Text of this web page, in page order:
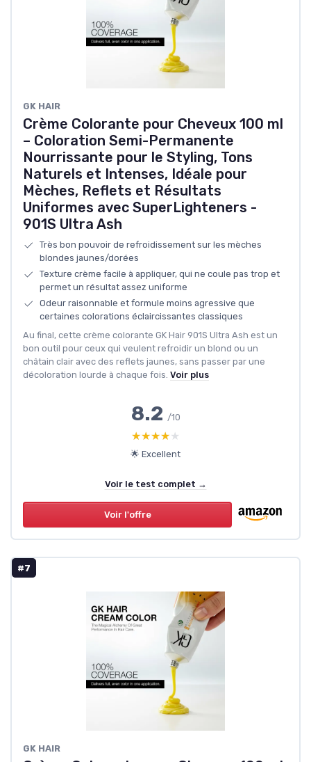
GK HAIR
Crème Colorante pour Cheveux 100 ml
– Coloration Semi-Permanente
Nourrissante pour le Styling, Tons
Naturels et Intenses, Idéale pour
Mèches, Reflets et Résultats
Uniformes avec SuperLighteners -
901S Ultra Ash
Très bon pouvoir de refroidissement sur les mèches
blondes jaunes/dorées
Texture crème facile à appliquer, qui ne coule pas trop et
permet un résultat assez uniforme
Odeur raisonnable et formule moins agressive que
certaines colorations éclaircissantes classiques
Au final, cette crème colorante GK Hair 901S Ultra Ash est un
bon outil pour ceux qui veulent refroidir un blond ou un
châtain clair avec des reflets jaunes, sans passer par une
décoloration lourde à chaque fois. Voir plus
8.2 /10
★★★★★
★★★★★
🌟 Excellent
Voir le test complet →
Voir l'offre
#7
GK HAIR